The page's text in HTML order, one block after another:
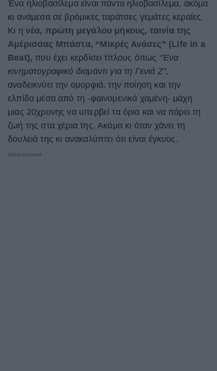
Hautes Grecians
Γάμος
Market News
Ένα ηλιοβασίλεμα είναι πάντα ηλιοβασίλεμα, ακόμα
κι ανάμεσα σε βρόμικες ταράτσες γεμάτες κεραίες.
Κι η νέα, πρώτη μεγάλου μήκους, ταινία της
Αμέρισσας Μπάστα, “Μικρές Ανάσες” (Life in a
Beat), που έχει κερδίσει τίτλους όπως “Ένα
κινηματογραφικό διαμάντι για τη Γενιά Ζ”,
αναδεικνύει την ομορφιά, την ποίηση και την
ελπίδα μέσα από τη -φαινομενικά χαμένη- μάχη
μιας 20χρονης να υπερβεί τα όρια και να πάρει τη
ζωή της στα χέρια της. Ακόμα κι όταν χάνει τη
δουλειά της κι ανακαλύπτει ότι είναι έγκυος.